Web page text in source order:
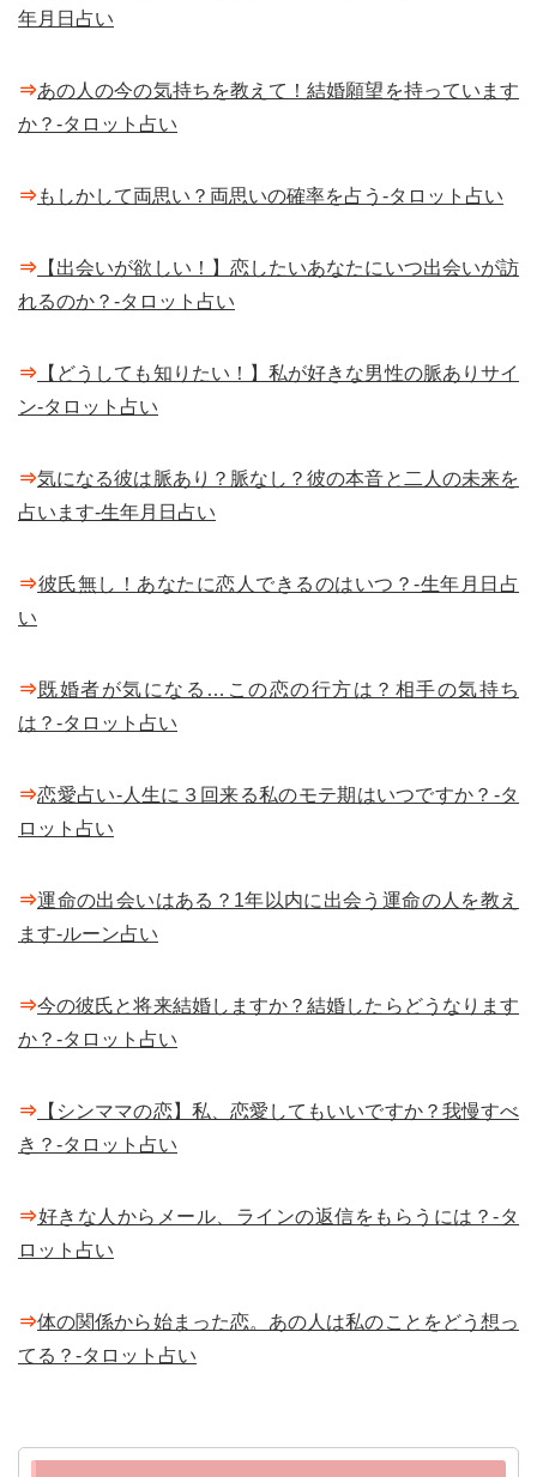
年月日占い
⇒あの人の今の気持ちを教えて！結婚願望を持っています
か？-タロット占い
⇒もしかして両思い？両思いの確率を占う-タロット占い
⇒ 【出会いが欲しい！】恋したいあなたにいつ出会いが訪
れるのか？-タロット占い
⇒ 【どうしても知りたい！】私が好きな男性の脈ありサイ
ン-タロット占い
⇒気になる彼は脈あり？脈なし？彼の本音と二人の未来を
占います-生年月日占い
⇒彼氏無し！あなたに恋人できるのはいつ？-生年月日占
い
⇒既婚者が気になる…この恋の行方は？相手の気持ち
は？-タロット占い
⇒恋愛占い-人生に３回来る私のモテ期はいつですか？-タ
ロット占い
⇒運命の出会いはある？1年以内に出会う運命の人を教え
ます-ルーン占い
⇒今の彼氏と将来結婚しますか？結婚したらどうなります
か？-タロット占い
⇒ 【シンママの恋】私、恋愛してもいいですか？我慢すべ
き？-タロット占い
⇒好きな人からメール、ラインの返信をもらうには？-タ
ロット占い
⇒体の関係から始まった恋。あの人は私のことをどう想っ
てる？-タロット占い